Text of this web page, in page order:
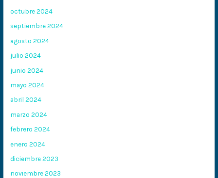
octubre 2024
septiembre 2024
agosto 2024
julio 2024
junio 2024
mayo 2024
abril 2024
marzo 2024
febrero 2024
enero 2024
diciembre 2023
noviembre 2023